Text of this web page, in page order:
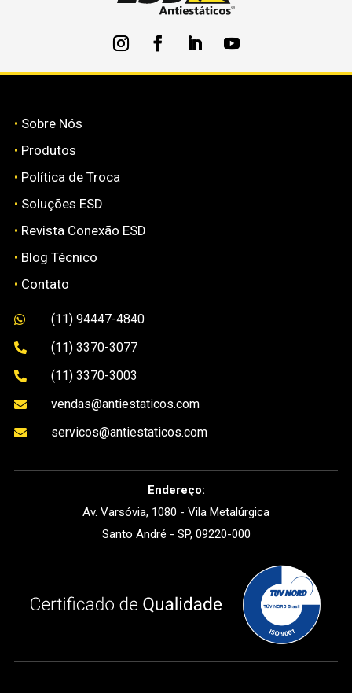
• Sobre Nós
• Produtos
• Política de Troca
• Soluções ESD
• Revista Conexão ESD
• Blog Técnico
• Contato
 (11) 94447-4840
 (11) 3370-3077
 (11) 3370-3003
 vendas@antiestaticos.com
 servicos@antiestaticos.com
Endereço:
Av. Varsóvia, 1080 - Vila Metalúrgica
Santo André - SP, 09220-000